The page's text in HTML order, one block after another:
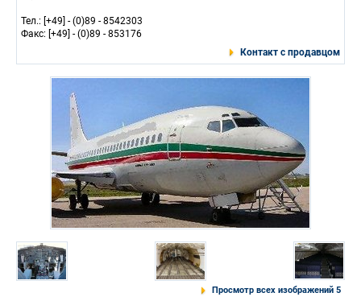
Тел.: [+49] - (0)89 - 8542303
Факс: [+49] - (0)89 - 853176
Контакт с продавцом
Просмотр всех изображений 5